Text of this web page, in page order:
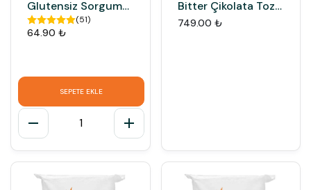
Glutensiz Sorgum
Unu Sorgum Tohum
Tozu
(51)
64.90 ₺
SEPETE EKLE
1
Bitter Çikolata Tozu
Kakao Unu
749.00 ₺